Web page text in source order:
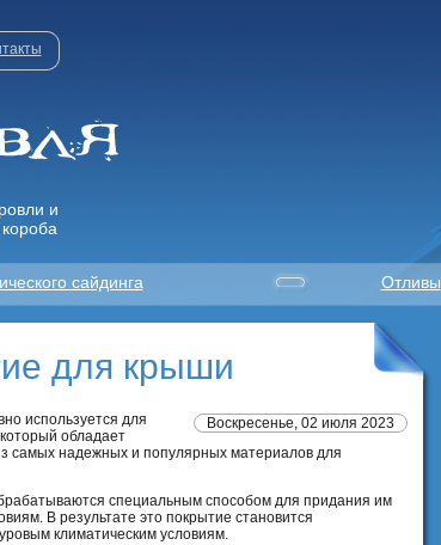
и
сайдинга Отливы
для крыши
Воскресенье, 02 июля 2023
используется для
обладает
самых надежных и популярных материалов для
специальным способом для придания им
В результате это покрытие становится
климатическим условиям.